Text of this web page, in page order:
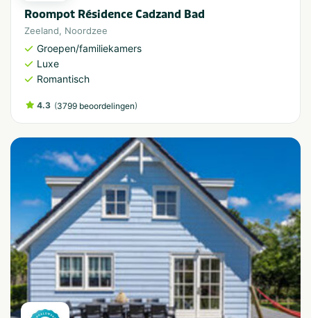
Roompot Résidence Cadzand Bad
Zeeland, Noordzee
Groepen/familiekamers
Luxe
Romantisch
4.3 (3799 beoordelingen)